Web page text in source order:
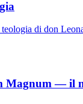
di don
Magnum — il